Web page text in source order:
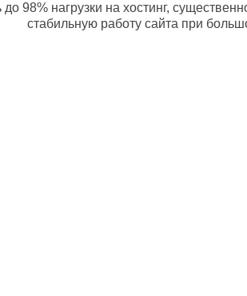
98% нагрузки на хостинг,
стабильную работу сайта при